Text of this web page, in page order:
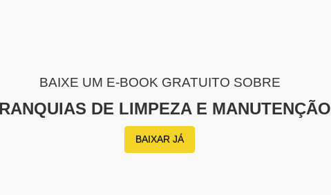
BAIXE UM E-BOOK GRATUITO SOBRE
DE LIMPEZA E MANUTENÇÃO
BAIXAR JÁ